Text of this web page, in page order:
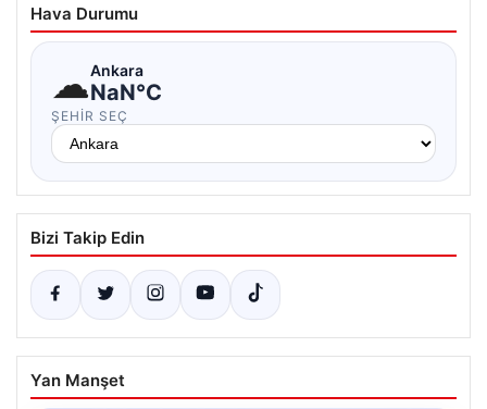
Hava Durumu
☁Ankara
NaN°C
ŞEHIR SEÇ
Bizi Takip Edin
Yan Manşet